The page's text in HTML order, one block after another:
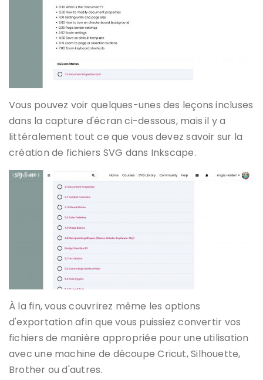
Vous pouvez voir quelques-unes des leçons incluses
dans la capture d'écran ci-dessous, mais il y a
littéralement tout ce que vous devez savoir sur la
création de fichiers SVG dans Inkscape.
À la fin, vous couvrirez même les options
d'exportation afin que vous puissiez convertir vos
fichiers de manière appropriée pour une utilisation
avec une machine de découpe Cricut, Silhouette,
Brother ou d'autres.